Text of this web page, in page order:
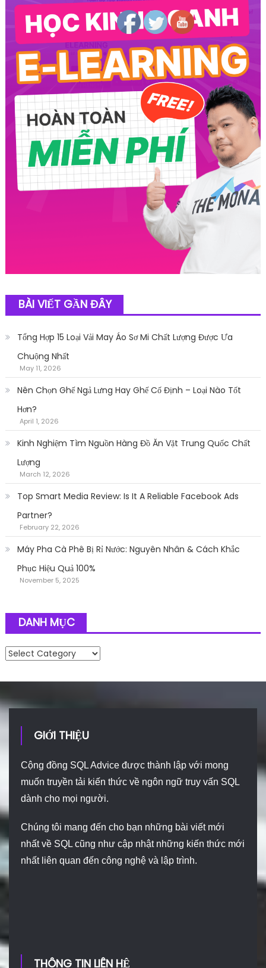
BÀI VIẾT GẦN ĐÂY
Tổng Hợp 15 Loại Vải May Áo Sơ Mi Chất Lượng Được Ưa
Chuộng Nhất
May 11, 2026
Nên Chọn Ghế Ngả Lưng Hay Ghế Cố Định – Loại Nào Tốt
Hơn?
April 1, 2026
Kinh Nghiệm Tìm Nguồn Hàng Đồ Ăn Vặt Trung Quốc Chất
Lượng
March 12, 2026
Top Smart Media Review: Is It A Reliable Facebook Ads
Partner?
February 22, 2026
Máy Pha Cà Phê Bị Rỉ Nước: Nguyên Nhân & Cách Khắc
Phục Hiệu Quả 100%
November 5, 2025
DANH MỤC
Danh mục
GIỚI THIỆU
Cộng đồng SQL Advice được thành lập với mong
muốn truyền tải kiến thức về ngôn ngữ truy vấn SQL
dành cho mọi người.
Chúng tôi mang đến cho bạn những bài viết mới
nhất về SQL cũng như cập nhật những kiến thức mới
nhất liên quan đến công nghệ và lập trình.
THÔNG TIN LIÊN HỆ